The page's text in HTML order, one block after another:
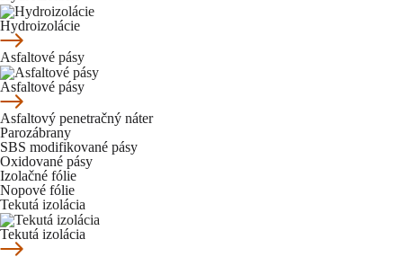
Hydroizolácie
Asfaltové pásy
Asfaltové pásy
Asfaltový penetračný náter
Parozábrany
SBS modifikované pásy
Oxidované pásy
Izolačné fólie
Nopové fólie
Tekutá izolácia
Tekutá izolácia